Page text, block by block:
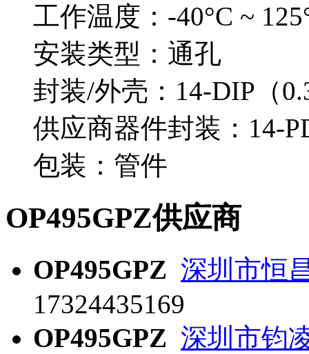
工作温度：-40°C ~
安装类型：通孔
封装/外壳：14-DIP（
供应商器件封装：14-
包装：管件
OP495GPZ供应商
OP495GPZ 深圳市恒
17324435169
OP495GPZ 深圳市钧